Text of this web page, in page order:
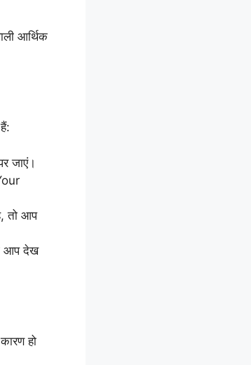
आर्थिक
जाएं।
तो आप
आप देख
हो